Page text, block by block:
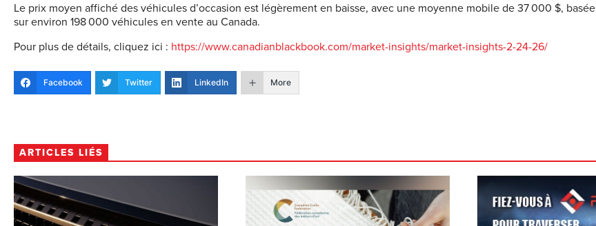
Le prix moyen affiché des véhicules d’occasion est légèrement en baisse, avec une moyenne mobile de 37 000 $, basée
sur environ 198 000 véhicules en vente au Canada.
Pour plus de détails, cliquez ici : https://www.canadianblackbook.com/market-insights/market-insights-2-24-26/
Facebook Twitter LinkedIn More
ARTICLES LIÉS